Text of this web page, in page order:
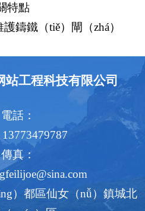
特點
鑄鐵（tiě）閘（zhá）
站工程科技有限公司
電話：
傳真：
）都區仙女（nǚ）鎮城北